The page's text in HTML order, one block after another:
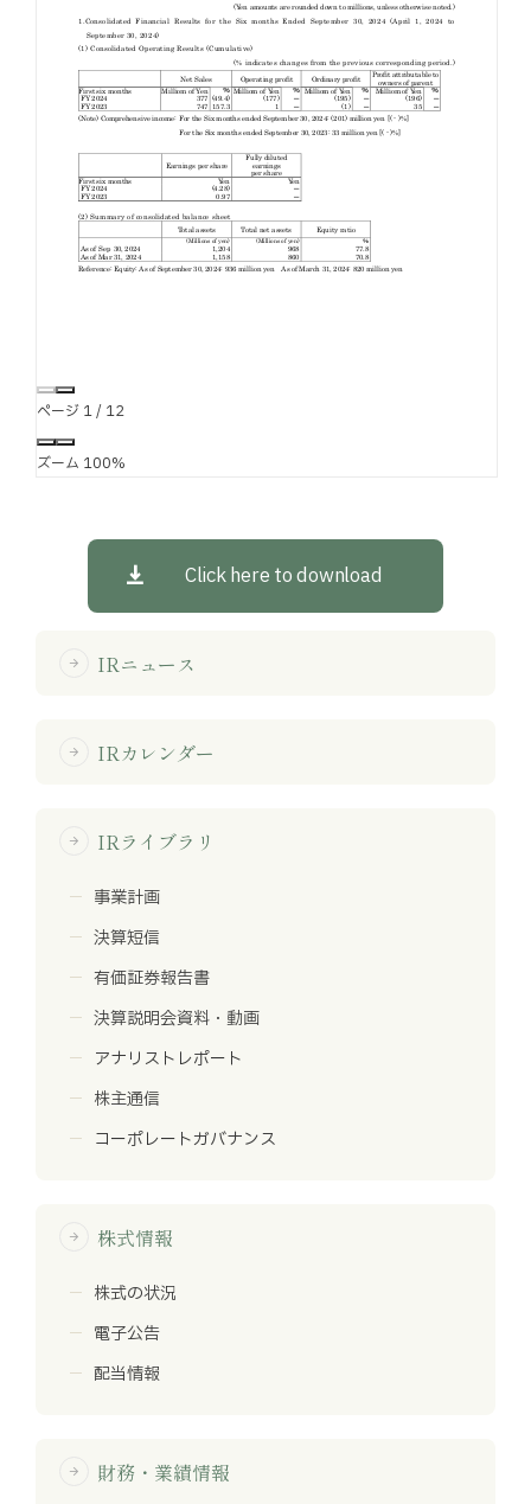
勧誘方針 IRポリシー
ページ 1/ 12
ズーム 100%
Click here to download
arrow_forward IRニュース
arrow_forward IRカレンダー
arrow_forward IRライブラリ
事業計画
決算短信
有価証券報告書
決算説明会資料・動画
アナリストレポート
株主通信
コーポレートガバナンス
arrow_forward 株式情報
株式の状況
電子公告
配当情報
arrow_forward 財務・業績情報